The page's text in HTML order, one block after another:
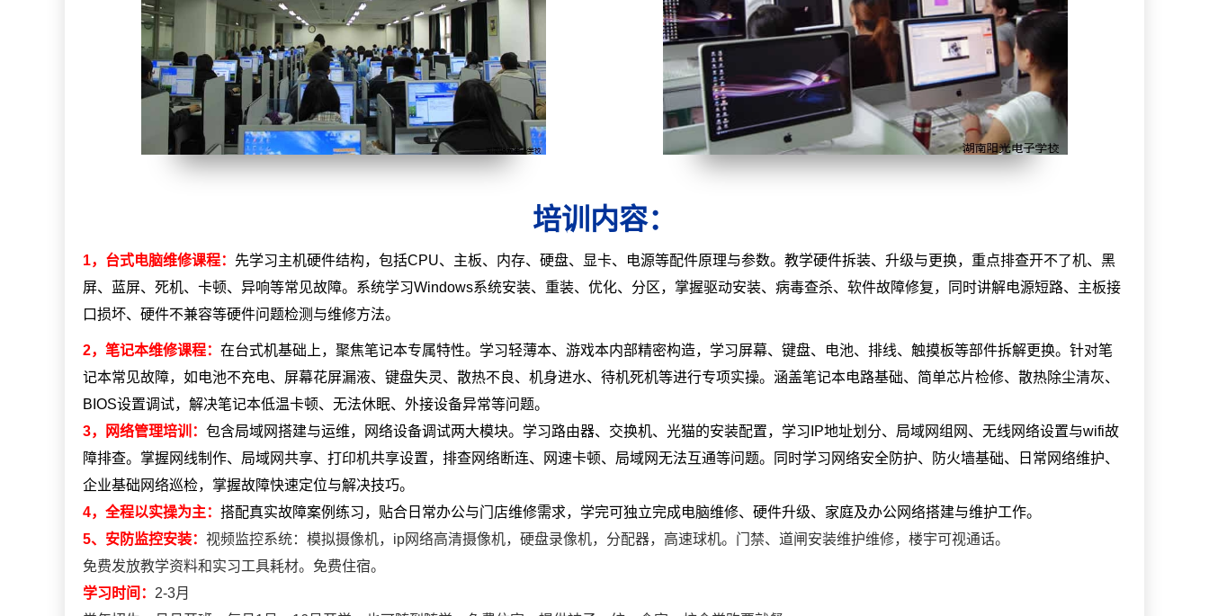
培训内容：
1， 台式电脑维修课程： 先学习主机硬件结构，包括CPU、主板、内存、硬盘、显卡、电源等配件原理与参数。教学硬件拆装、升级与更换，重点排查开不了机、黑
屏、蓝屏、死机、卡顿、异响等常见故障。系统学习Windows系统安装、重装、优化、分区，掌握驱动安装、病毒查杀、软件故障修复，同时讲解电源短路、主板接
口损坏、硬件不兼容等硬件问题检测与维修方法。
2， 笔记本维修课程： 在台式机基础上， 聚焦笔记本专属特性。学习轻薄本、游戏本内部精密构造，学习屏幕、键盘、电池、排线、触摸板等部件拆解更换。针对笔
记本常见故障，如电池不充电、屏幕花屏漏液、键盘失灵、散热不良、机身进水、待机死机等进行专项实操。涵盖笔记本电路基础、简单芯片检修、散热除尘清灰、
BIOS设置调试，解决笔记本低温卡顿、无法休眠、外接设备异常等问题。
3，
网络管理培训： 包含局域网搭建与运维，
网络设备调试两大模块。学习路由器、交换机、光猫的安装配置，学习IP地址划分、局域网组网、无线网络设置与wifi故
障排查。掌握网线制作、局域网共享、打印机共享设置，排查网络断连、网速卡顿、局域网无法互通等问题。同时学习网络安全防护、防火墙基础、日常网络维护、
企业基础网络巡检，掌握故障快速定位与解决技巧。
4， 全程以实操为主： 搭配真实故障案例练习，贴合日常办公与门店维修需求，学完可独立完成电脑维修、硬件升级、家庭及办公网络搭建与维护工作。
5、安防监控安装： 视频监控系统：模拟摄像机，ip网络高清摄像机，硬盘录像机，分配器，高速球机。门禁、道闸安装维护维修，楼宇可视通话。
免费发放教学资料和实习工具耗材。免费住宿。
学习时间： 2-3月